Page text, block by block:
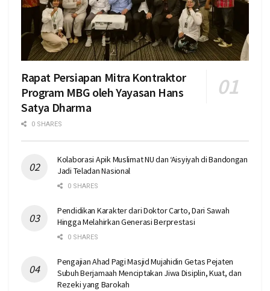
Rapat Persiapan Mitra Kontraktor
Program MBG oleh Yayasan Hans
Satya Dharma
0 SHARES
Kolaborasi Apik Muslimat NU dan ‘Aisyiyah di Bandongan
Jadi Teladan Nasional
0 SHARES
Pendidikan Karakter dari Doktor Carto, Dari Sawah
Hingga Melahirkan Generasi Berprestasi
0 SHARES
Pengajian Ahad Pagi Masjid Mujahidin Getas Pejaten
Subuh Berjamaah Menciptakan Jiwa Disiplin, Kuat, dan
Rezeki yang Barokah